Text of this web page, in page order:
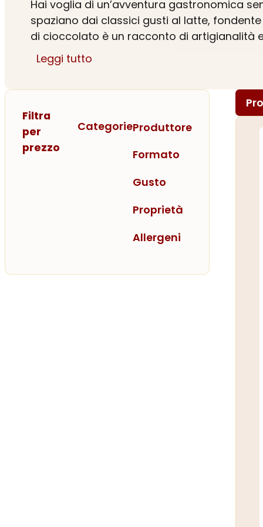
Hai voglia di un’avventura gastronomica
spaziano dai classici gusti al latte,
di cioccolato è un racconto di artigianalità
Che tu sia un amante del cioccolato alla
attraverso la maestria dei nostri maestri
Tavolette di cioccolato
Leggi tutto
Filtra
per
prezzo
CategorieProduttore
Formato
Gusto
Proprietà
Allergeni